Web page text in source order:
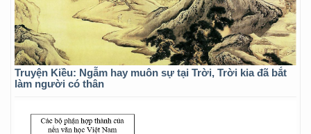
Truyện Kiều: Ngẫm hay muôn sự tại Trời, Trời kia đã bắt
làm người có thân